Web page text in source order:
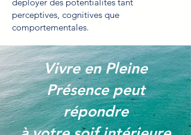
perceptives, cognitives que
comportementales.
Vivre en Pleine
Présence peut
répondre